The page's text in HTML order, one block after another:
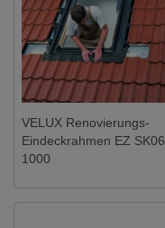
VELUX Renovierungs-
Eindeckrahmen EZ SK06
1000